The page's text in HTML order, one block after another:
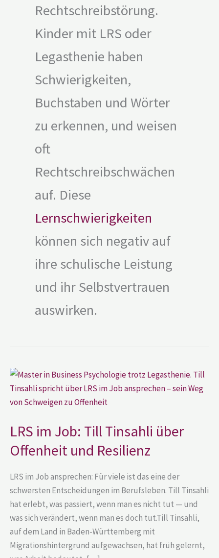
Rechtschreibstörung.
Kinder mit LRS oder
Legasthenie haben
Schwierigkeiten,
Buchstaben und Wörter
zu erkennen, und weisen
oft
Rechtschreibschwächen
auf. Diese
Lernschwierigkeiten
können sich negativ auf
ihre schulische Leistung
und ihr Selbstvertrauen
auswirken.
LRS im Job: Till Tinsahli über
Offenheit und Resilienz
LRS im Job ansprechen: Für viele ist das eine der
schwersten Entscheidungen im Berufsleben. Till Tinsahli
hat erlebt, was passiert, wenn man es nicht tut — und
was sich verändert, wenn man es doch tut.Till Tinsahli,
auf dem Land in Baden-Württemberg mit
Migrationshintergrund aufgewachsen, hat früh gelernt,
LRS
im
Job:
Till
Tinsahli
und
Resilienz